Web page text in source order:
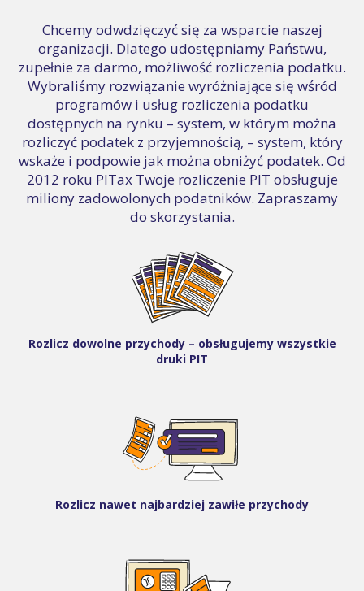
Chcemy odwdzięczyć się za wsparcie naszej
organizacji. Dlatego udostępniamy Państwu,
zupełnie za darmo, możliwość rozliczenia podatku.
Wybraliśmy rozwiązanie wyróżniające się wśród
programów i usług rozliczenia podatku
dostępnych na rynku – system, w którym można
rozliczyć podatek z przyjemnością, – system, który
wskaże i podpowie jak można obniżyć podatek. Od
2012 roku PITax Twoje rozliczenie PIT obsługuje
miliony zadowolonych podatników. Zapraszamy
do skorzystania.
Rozlicz dowolne przychody – obsługujemy wszystkie
druki PIT
Rozlicz nawet najbardziej zawiłe przychody